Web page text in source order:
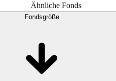
Ähnliche Fonds
Fondsgröße